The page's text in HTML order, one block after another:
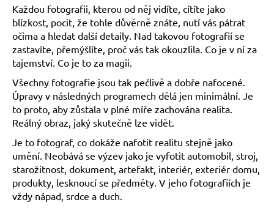
Každou fotografii, kterou od něj vidíte, cítíte jako
blízkost, pocit, že tohle důvěrně znáte, nutí vás pátrat
očima a hledat další detaily. Nad takovou fotografií se
zastavíte, přemýšlíte, proč vás tak okouzlila. Co je v ní za
tajemství. Co je to za magii.
Všechny fotografie jsou tak pečlivě a dobře nafocené.
Úpravy v následných programech dělá jen minimální. Je
to proto, aby zůstala v plné míře zachována realita.
Reálný obraz, jaký skutečně lze vidět.
Je to fotograf, co dokáže nafotit realitu stejně jako
umění. Neobává se výzev jako je vyfotit automobil, stroj,
starožitnost, dokument, artefakt, interiér, exteriér domu,
produkty, lesknoucí se předměty. V jeho fotografiích je
vždy nápad, srdce a duch.
j
í
t
?
HLEDAT